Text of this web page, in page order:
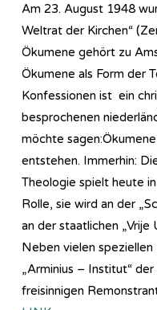
Am 23. August 1948
Weltrat der Kirchen“
Ökumene gehört zu
Ökumene als Form der
Konfessionen ist ein
besprochenen
möchte
entstehen. Immerhin:
Theologie spielt heute
Rolle, sie wird an der
an der staatlichen „Vrije
Neben vielen speziellen
„Arminius – Institut“
freisinnigen